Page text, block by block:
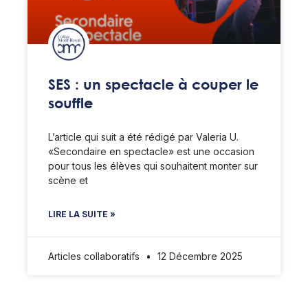
SES : un spectacle à couper le
souffle
L’article qui suit a été rédigé par Valeria U.
«Secondaire en spectacle» est une occasion
pour tous les élèves qui souhaitent monter sur
scène et
LIRE LA SUITE »
Articles collaboratifs 12 Décembre 2025